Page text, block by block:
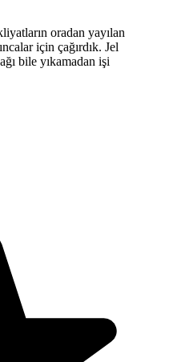
oradan yayılan
için çağırdık. Jel
bile yıkamadan işi